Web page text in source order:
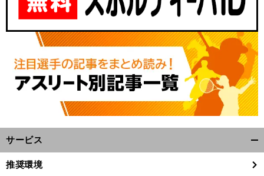
サービス
閉
推奨環境